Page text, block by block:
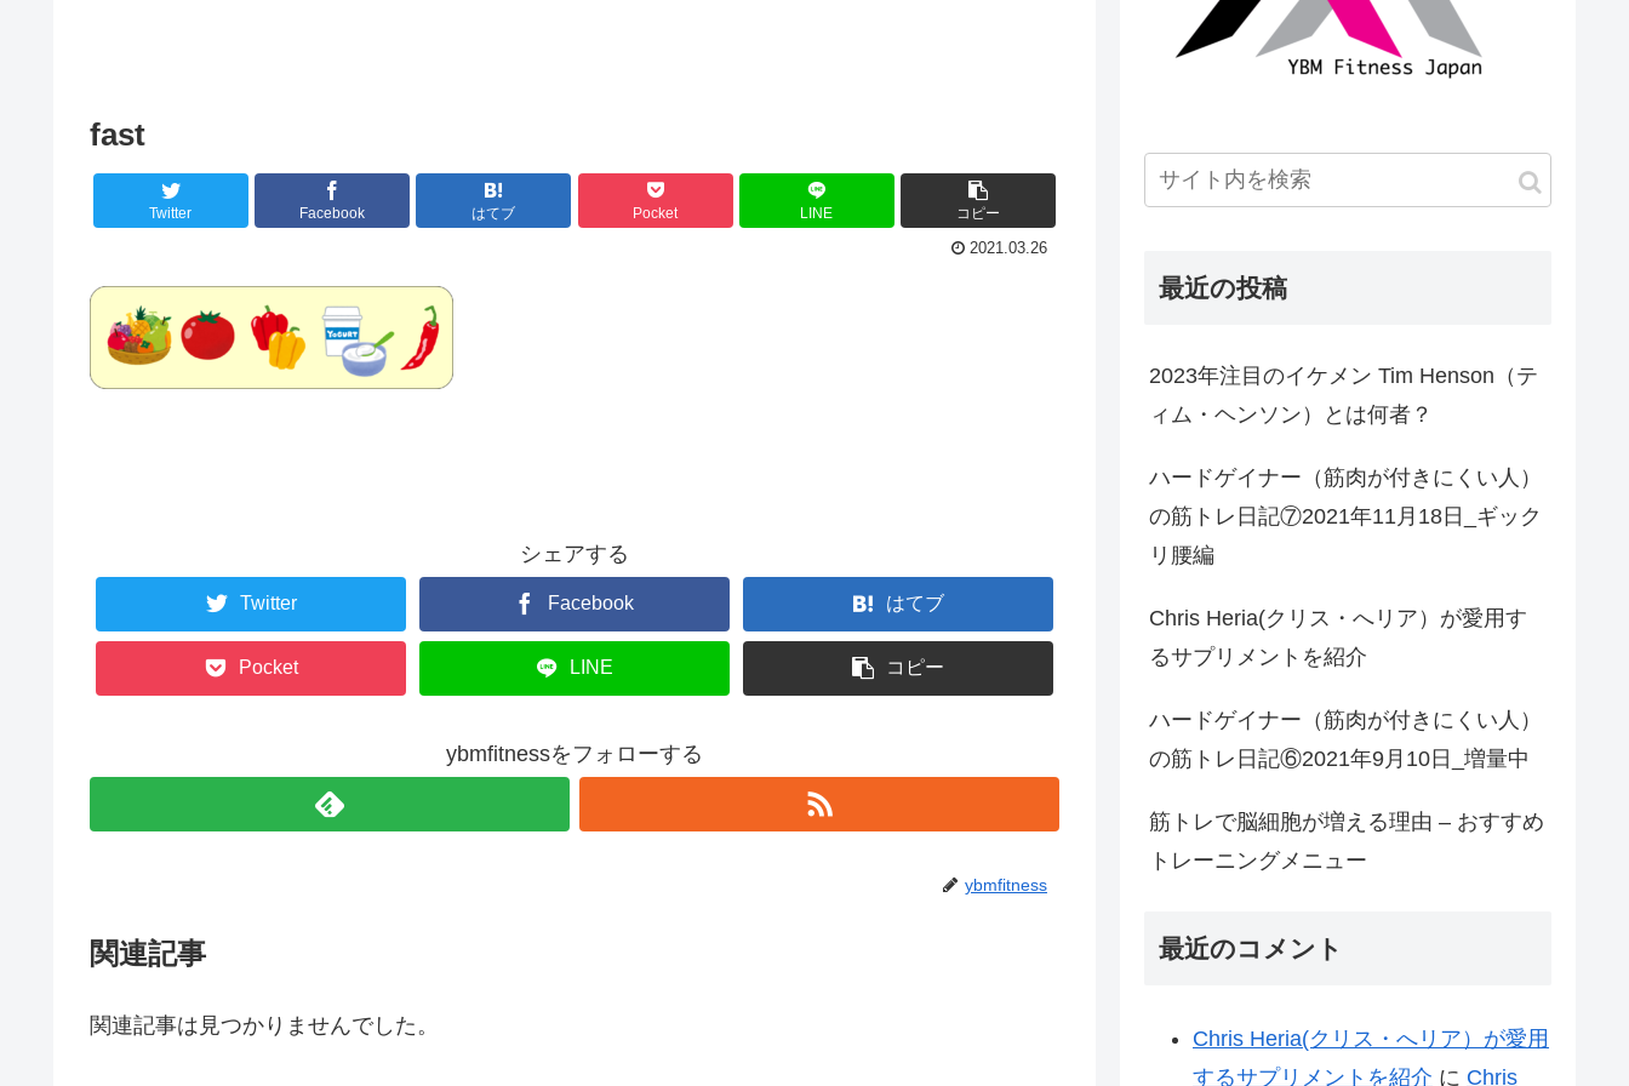
fast
Twitter Facebook はてブ Pocket LINE コピー
2021.03.26
シェアする
Twitter Facebook はてブ
Pocket LINE コピー
ybmfitnessをフォローする
ybmfitness
関連記事
関連記事は見つかりませんでした。
最近の投稿
2023年注目のイケメン Tim Henson（テ
ィム・ヘンソン）とは何者？
ハードゲイナー（筋肉が付きにくい人）
の筋トレ日記⑦2021年11月18日_ギック
リ腰編
Chris Heria(クリス・へリア）が愛用す
るサプリメントを紹介
ハードゲイナー（筋肉が付きにくい人）
の筋トレ日記⑥2021年9月10日_増量中
筋トレで脳細胞が増える理由 – おすすめ
トレーニングメニュー
最近のコメント
Chris Heria(クリス・へリア）が愛用
するサプリメントを紹介 に Chris